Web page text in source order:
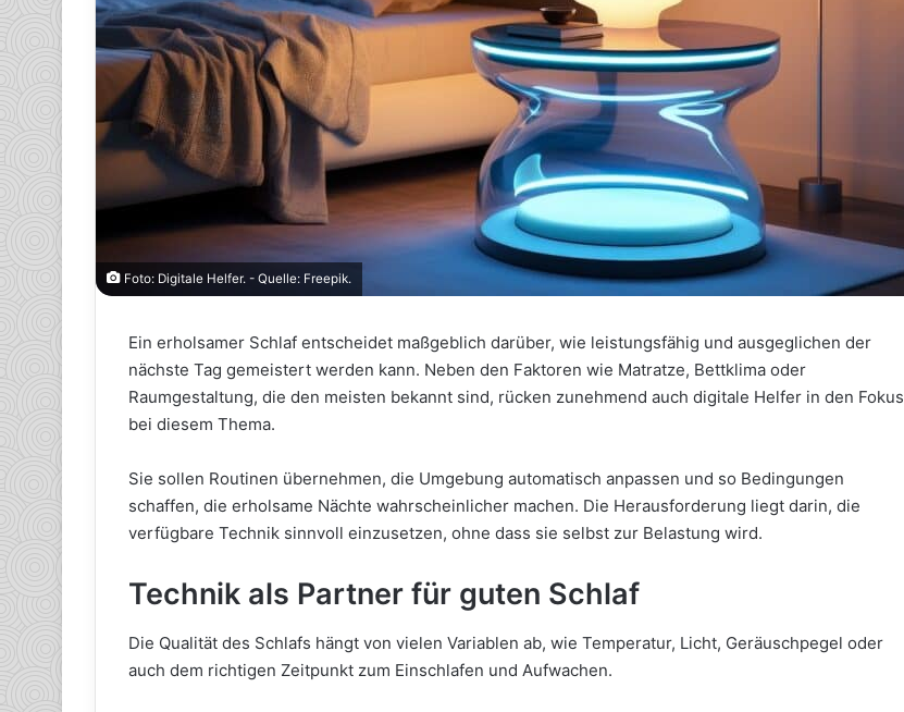
Foto: Digitale Helfer. - Quelle: Freepik.
Ein erholsamer Schlaf entscheidet maßgeblich darüber, wie leistungsfähig und ausgeglichen der
nächste Tag gemeistert werden kann. Neben den Faktoren wie Matratze, Bettklima oder
Raumgestaltung, die den meisten bekannt sind, rücken zunehmend auch digitale Helfer in den Fokus
bei diesem Thema.
Sie sollen Routinen übernehmen, die Umgebung automatisch anpassen und so Bedingungen
schaffen, die erholsame Nächte wahrscheinlicher machen. Die Herausforderung liegt darin, die
verfügbare Technik sinnvoll einzusetzen, ohne dass sie selbst zur Belastung wird.
Technik als Partner für guten Schlaf
Die Qualität des Schlafs hängt von vielen Variablen ab, wie Temperatur, Licht, Geräuschpegel oder
auch dem richtigen Zeitpunkt zum Einschlafen und Aufwachen.